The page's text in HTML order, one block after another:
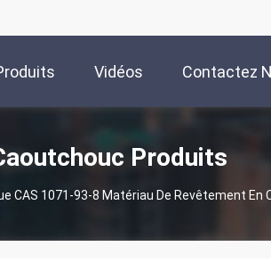
Vidéos Contactez
Produits
CAS 1071-93-8 Matériau De Revêtement En